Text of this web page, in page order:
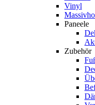
Vinyl
Paneele
Zubehör